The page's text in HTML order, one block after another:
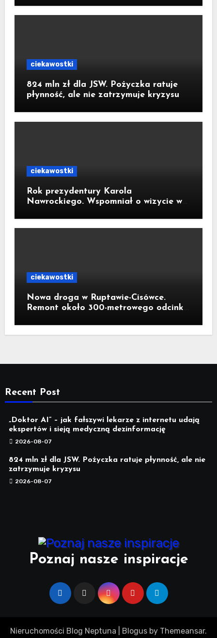
ciekawostki
824 mln zł dla JSW. Pożyczka ratuje
płynność, ale nie zatrzymuje kryzysu
ciekawostki
Rok prezydentury Karola
Nawrockiego. Wspomniał o wizycie w
Krzemień
ciekawostki
Nowa droga w Ruptawie-Cisówce.
Remont około 300-metrowego odcinka
złotych
Recent Post
„Doktor AI” – jak fałszywi lekarze z internetu udają
ekspertów i sieją medyczną dezinformację
2026-08-07
824 mln zł dla JSW. Pożyczka ratuje płynność, ale nie
zatrzymuje kryzysu
2026-08-07
Poznaj nasze inspiracje
Nieruchomości Blog Neptuna Blogus by Themeansar.